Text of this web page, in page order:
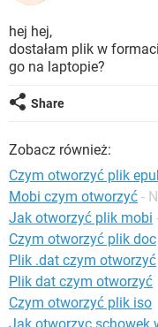
WINDOWS 10
INSTAGRAM
WINDOWS 10
GRY
SPOTIFY
INSTAGRAM
WINDOWS 10
COVID-19
GRY
INSTAGRAM
WINDOWS 10
hej hej,
dostałam plik w
go na laptopie?
Share
Zobacz również:
Czym otworzyć plik
Mobi czym otworzyć -
Jak otworzyć plik mobi
Czym otworzyć plik doc
Plik .dat czym otworzyć
Plik dat czym otworzyć
Czym otworzyć plik iso